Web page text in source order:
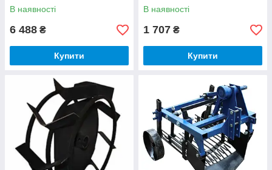
В наявності
6 488 ₴
Купити
В наявності
1 707 ₴
Купити